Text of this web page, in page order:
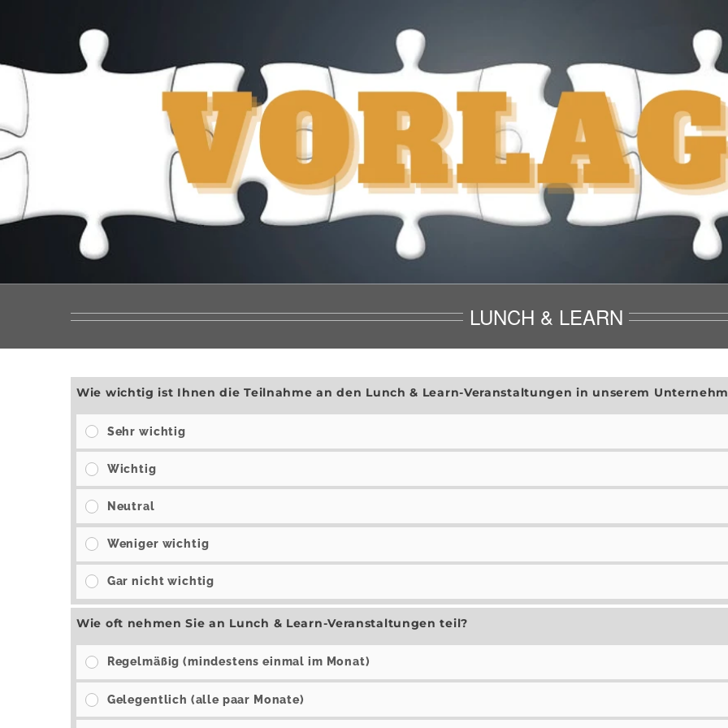
LUNCH & LEARN
Wie wichtig ist Ihnen die Teilnahme an den Lunch & Learn-Veranstaltungen in unserem
Sehr wichtig
Wichtig
Neutral
Weniger wichtig
Gar nicht wichtig
Wie oft nehmen Sie an Lunch & Learn-Veranstaltungen teil?
Regelmäßig (mindestens einmal im Monat)
Gelegentlich (alle paar Monate)